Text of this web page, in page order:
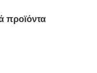
προϊόντα